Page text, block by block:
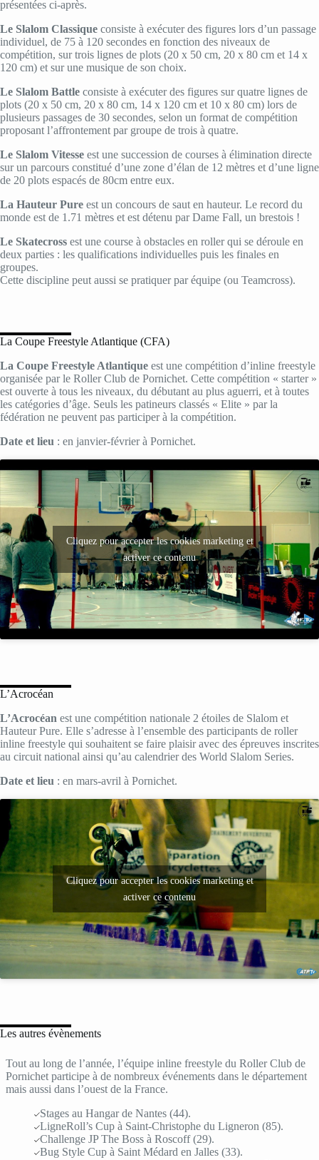
présentées ci-après.
Le Slalom Classique consiste à exécuter des figures lors d’un passage
individuel, de 75 à 120 secondes en fonction des niveaux de
compétition, sur trois lignes de plots (20 x 50 cm, 20 x 80 cm et 14 x
120 cm) et sur une musique de son choix.
Le Slalom Battle consiste à exécuter des figures sur quatre lignes de
plots (20 x 50 cm, 20 x 80 cm, 14 x 120 cm et 10 x 80 cm) lors de
plusieurs passages de 30 secondes, selon un format de compétition
proposant l’affrontement par groupe de trois à quatre.
Le Slalom Vitesse est une succession de courses à élimination directe
sur un parcours constitué d’une zone d’élan de 12 mètres et d’une ligne
de 20 plots espacés de 80cm entre eux.
La Hauteur Pure est un concours de saut en hauteur. Le record du
monde est de 1.71 mètres et est détenu par Dame Fall, un brestois !
Le Skatecross est une course à obstacles en roller qui se déroule en
deux parties : les qualifications individuelles puis les finales en
groupes.
Cette discipline peut aussi se pratiquer par équipe (ou Teamcross).
La Coupe Freestyle Atlantique (CFA)
La Coupe Freestyle Atlantique est une compétition d’inline freestyle
organisée par le Roller Club de Pornichet. Cette compétition « starter »
est ouverte à tous les niveaux, du débutant au plus aguerri, et à toutes
les catégories d’âge. Seuls les patineurs classés « Elite » par la
fédération ne peuvent pas participer à la compétition.
Date et lieu : en janvier-février à Pornichet.
Cliquez pour accepter les cookies marketing et
activer ce contenu
L’Acrocéan
L’Acrocéan est une compétition nationale 2 étoiles de Slalom et
Hauteur Pure. Elle s’adresse à l’ensemble des participants de roller
inline freestyle qui souhaitent se faire plaisir avec des épreuves inscrites
au circuit national ainsi qu’au calendrier des World Slalom Series.
Date et lieu : en mars-avril à Pornichet.
Cliquez pour accepter les cookies marketing et
activer ce contenu
Les autres évènements
Tout au long de l’année, l’équipe inline freestyle du Roller Club de
Pornichet participe à de nombreux événements dans le département
mais aussi dans l’ouest de la France.
Stages au Hangar de Nantes (44).
LigneRoll’s Cup à Saint-Christophe du Ligneron (85).
Challenge JP The Boss à Roscoff (29).
Bug Style Cup à Saint Médard en Jalles (33).